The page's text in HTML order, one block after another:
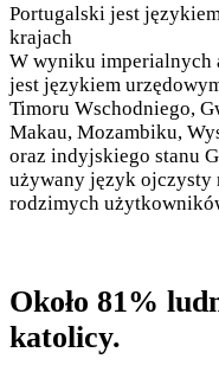
Portugalski jest
krajach
W wyniku imperialnych
jest językiem
Timoru Wschodniego,
Makau, Mozambiku,
oraz indyjskiego stanu
używany język ojczysty
rodzimych
Około 81%
katolicy.